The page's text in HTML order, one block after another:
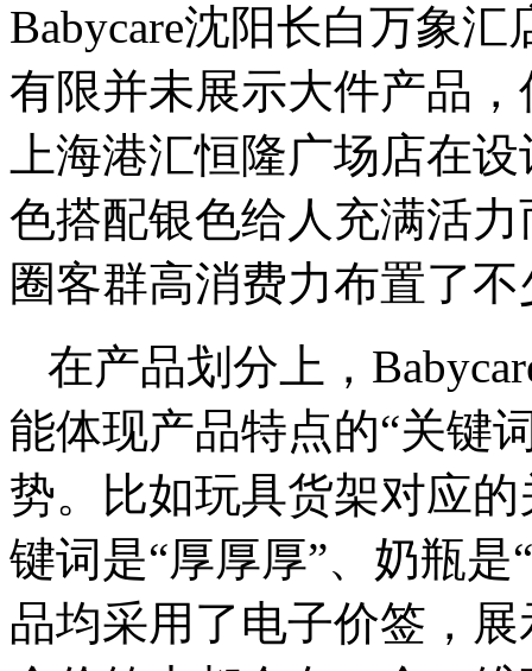
Babycare沈阳长白万象
有限并未展示大件产品，
上海港汇恒隆广场店在
色搭配银色给人充满活
圈客群高消费力布置了
在产品划分上，
能体现产品特点的“关键
势。比如玩具货架对应
键词是“厚厚厚”、奶瓶
品均采用了电子价签，